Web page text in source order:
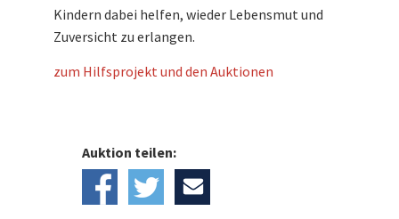
Kindern dabei helfen, wieder Lebensmut und
Zuversicht zu erlangen.
zum Hilfsprojekt und den Auktionen
Auktion teilen: